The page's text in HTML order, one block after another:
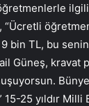
ilgili
“Ücretli
bin TL, bu senin
Güneş, kravat
25 yıldır Milli